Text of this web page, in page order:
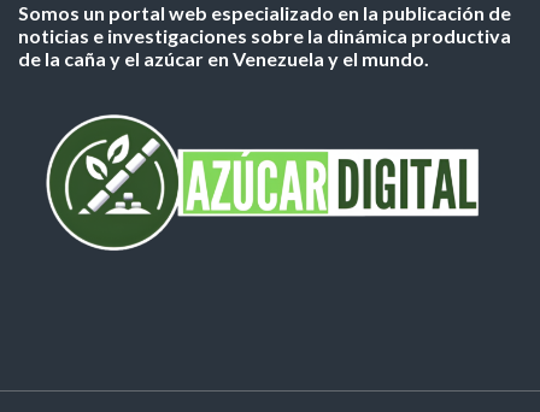
Somos un portal web especializado en la publicación de
noticias e investigaciones sobre la dinámica productiva
de la caña y el azúcar en Venezuela y el mundo.